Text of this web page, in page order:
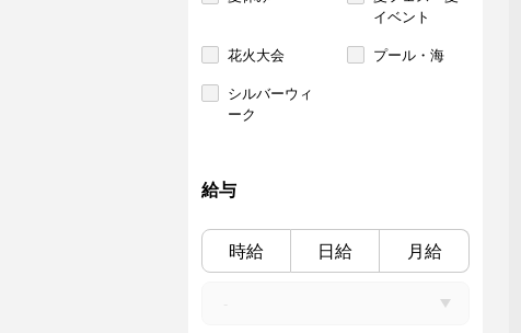
イベント
花火大会 プール・海
シルバーウィ
ーク
給与
時給 日給 月給